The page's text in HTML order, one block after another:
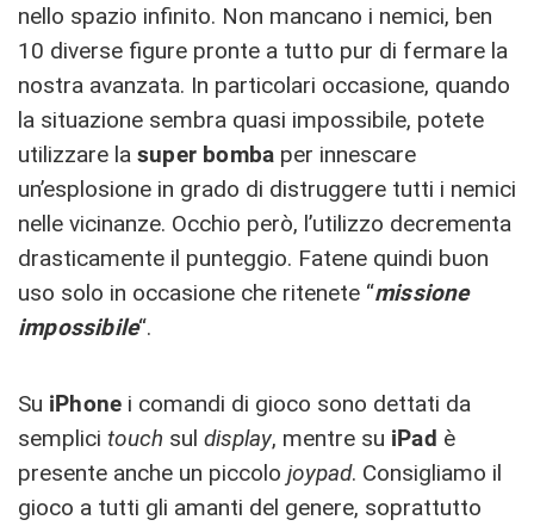
nello spazio infinito. Non mancano i nemici, ben
10 diverse figure pronte a tutto pur di fermare la
nostra avanzata. In particolari occasione, quando
la situazione sembra quasi impossibile, potete
utilizzare la super bomba per innescare
un’esplosione in grado di distruggere tutti i nemici
nelle vicinanze. Occhio però, l’utilizzo decrementa
drasticamente il punteggio. Fatene quindi buon
uso solo in occasione che ritenete “missione
impossibile“.
Su iPhone i comandi di gioco sono dettati da
semplici touch sul display, mentre su iPad è
presente anche un piccolo joypad. Consigliamo il
gioco a tutti gli amanti del genere, soprattutto